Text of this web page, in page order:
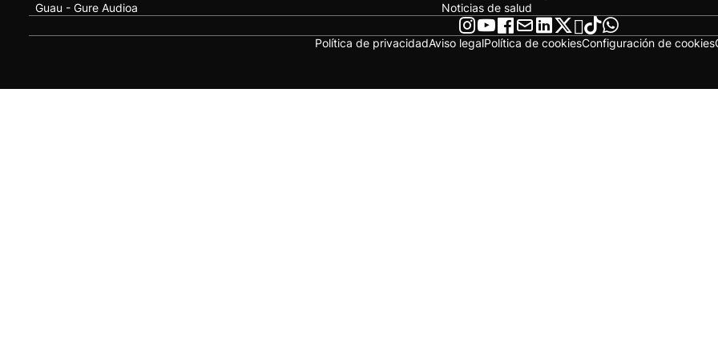
Guau - Gure Audioa
Noticias de salud
Política de privacidadAviso legalPolítica de cookiesConfiguración de cookies